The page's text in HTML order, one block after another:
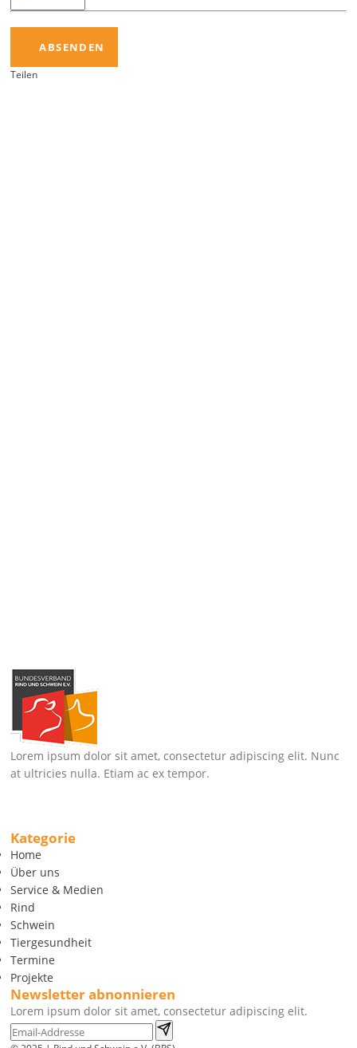
ABSENDEN
Teilen
Lorem ipsum dolor sit amet, consectetur adipiscing elit. Nunc
at ultricies nulla. Etiam ac ex tempor.
Kategorie
Home
Über uns
Service & Medien
Rind
Schwein
Tiergesundheit
Termine
Projekte
Newsletter abnonnieren
Lorem ipsum dolor sit amet, consectetur adipiscing elit.